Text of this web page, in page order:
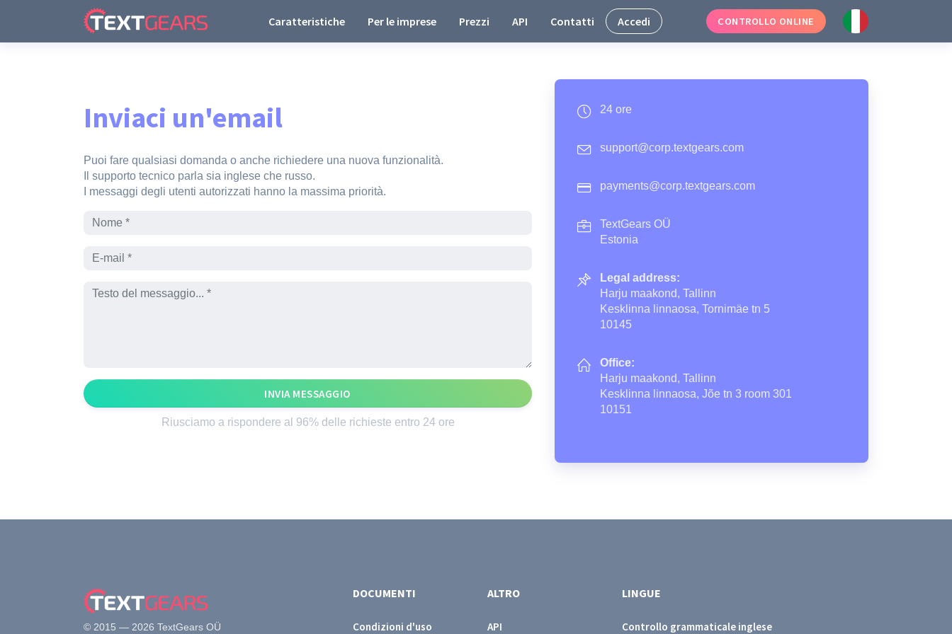
Caratteristiche Per le imprese Prezzi API Contatti Accedi CONTROLLO ONLINE
Inviaci un'email
Puoi fare qualsiasi domanda o anche richiedere una nuova funzionalità.
Il supporto tecnico parla sia inglese che russo.
I messaggi degli utenti autorizzati hanno la massima priorità.
INVIA MESSAGGIO
Riusciamo a rispondere al 96% delle richieste entro 24 ore
24 ore
support@corp.textgears.com
payments@corp.textgears.com
TextGears OÜ
Estonia
Legal address:
Harju maakond, Tallinn
Kesklinna linnaosa, Tornimäe tn 5
10145
Office:
Harju maakond, Tallinn
Kesklinna linnaosa, Jõe tn 3 room 301
10151
© 2015 — 2026 TextGears OÜ
DOCUMENTI
Condizioni d'uso
ALTRO
API
LINGUE
Controllo grammaticale inglese